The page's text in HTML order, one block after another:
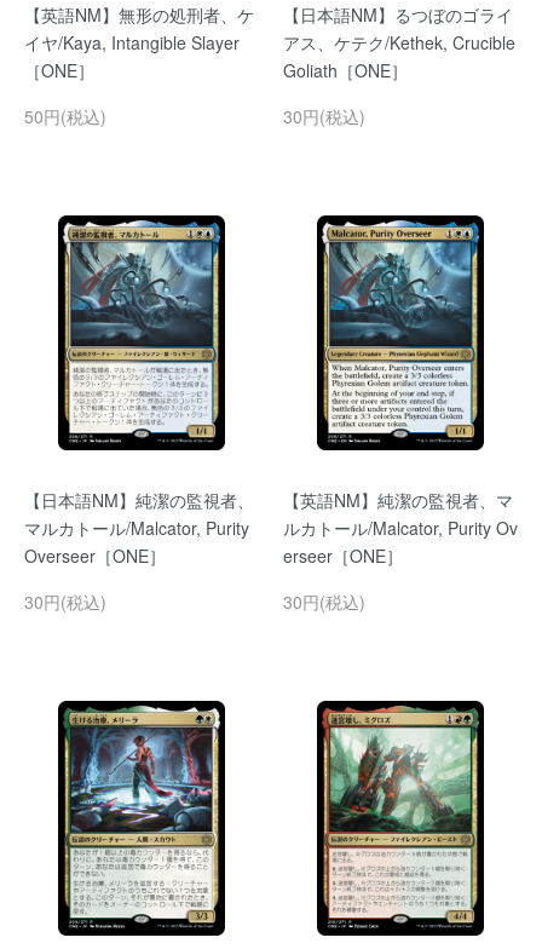
【英語NM】無形の処刑者、ケ
イヤ/Kaya, Intangible Slayer
［ONE］
50円(税込)
【日本語NM】るつぼのゴライ
アス、ケテク/Kethek, Crucible
Goliath［ONE］
30円(税込)
【日本語NM】純潔の監視者、
マルカトール/Malcator, Purity
Overseer［ONE］
30円(税込)
【英語NM】純潔の監視者、マ
ルカトール/Malcator, Purity Ov
erseer［ONE］
30円(税込)